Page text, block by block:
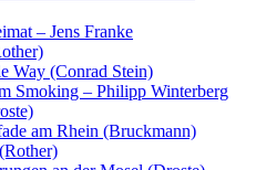
– Jens Franke
Way (Conrad Stein)
Smoking – Philipp Winterberg
am Rhein (Bruckmann)